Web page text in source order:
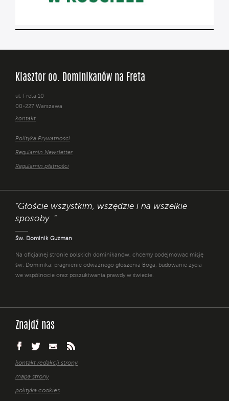
Klasztor oo. Dominikanów na Freta
ul. Freta 10
00-227 Warszawa
kontakt
Polityka Prywatności
Regulamin Newsletter
Regulamin płatności
"Głoście wszystkim, wszędzie i na wszelkie
sposoby. "
Św. Dominik Guzman
Na oficjalnej stronie polskich dominikanów, chcemy podejmować misję
św. Dominika: pragnienie odważnego głoszenia Boga, budowanie życia
we wspólnocie oraz poszukiwania prawdy w świecie.
Znajdź nas
kontakt redakcji strony
mapa strony
polityka cookies